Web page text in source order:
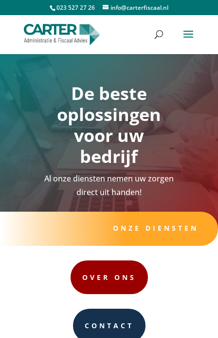
023 527 27 26 info@carterfiscaal.nl
De beste
oplossingen
voor uw
bedrijf
Al onze diensten nemen uw zorgen
direct uit handen!
ONZE DIENSTEN
OVER ONS
CONTACT